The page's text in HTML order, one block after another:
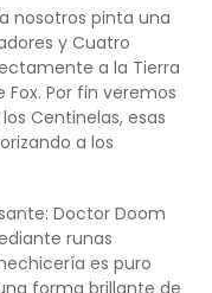
nosotros pinta una
y Cuatro
a la Tierra
Fox. Por fin veremos
Centinelas, esas
a los
Doctor Doom
runas
es puro
forma brillante de